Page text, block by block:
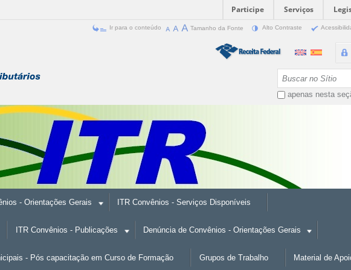
Participe Serviços
Ir para o conteúdo Tamanho da Fonte Alto Contraste
apenas nesta
- Orientações Gerais ITR Convênios - Serviços Disponíveis
ITR Convênios - Publicações Denúncia de Convênios - Orientações Gerais
- Pós capacitação em Curso de Formação Grupos de Trabalho Material de